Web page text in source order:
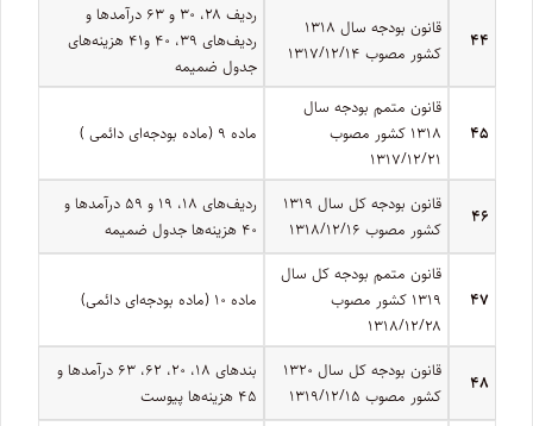
۴۴
قانون بودجه سال ۱۳۱۸
کشور مصوب ۱۳۱۷/۱۲/۱۴
ردیف ۲۸، ۳۰ و ۶۳ درآمدها و
ردیف‌های ۳۹، ۴۰ و۴۱ هزینه‌های
جدول ضمیمه
۴۵
قانون متمم بودجه سال
۱۳۱۸ کشور مصوب
۱۳۱۷/۱۲/۲۱
ماده ۹ (ماده بودجه‌ای دائمی )
۴۶
قانون بودجه کل سال ۱۳۱۹
کشور مصوب ۱۳۱۸/۱۲/۱۶
ردیف­‌های ۱۸، ۱۹ و ۵۹ درآمدها و
۴۰ هزینه‏‌ها جدول ضمیمه
۴۷
قانون متمم بودجه کل سال
۱۳۱۹ کشور مصوب
۱۳۱۸/۱۲/۲۸
ماده ۱۰ (ماده بودجه‌ای دائمی)
۴۸
قانون بودجه کل سال ۱۳۲۰
کشور مصوب ۱۳۱۹/۱۲/۱۵
بندهای ۱۸، ۲۰، ۶۲، ۶۳ درآمدها و
۴۵ هزینه‌ها پیوست